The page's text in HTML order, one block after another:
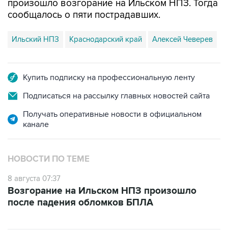
Ильский НПЗ Краснодарский край Алексей Чеверев
Подписаться на рассылку главных новостей сайта
Получать оперативные новости в официальном
НОВОСТИ ПО ТЕМЕ
8 августа 07:37
после падения обломков БПЛА